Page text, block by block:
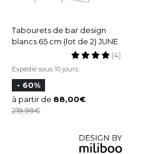
Tabourets de bar design
blancs 65 cm (lot de 2) JUNE
Expédié sous 10 jours
(4)
- 60%
à partir de 88,00
219,99